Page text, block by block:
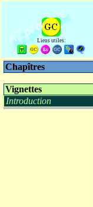
Liens utiles:
Chapîtres
Vignettes
Introduction